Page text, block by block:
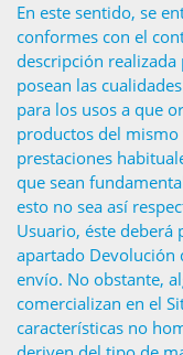
En este sentido, se
conformes con el
descripción realizada
posean las
para los usos a que
productos del
prestaciones
que sean
esto no sea así
Usuario, éste deberá
apartado Devolución
envío. No obstante,
comercializan en el
características no